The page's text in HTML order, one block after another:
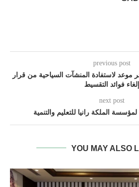
previous post
آخر موعد لاستفادة المنشآت السياحية من قرار
إلغاء فوائد التقسيط
next post
الملكة رانيا للتعليم والتنمية
YOU MAY ALSO